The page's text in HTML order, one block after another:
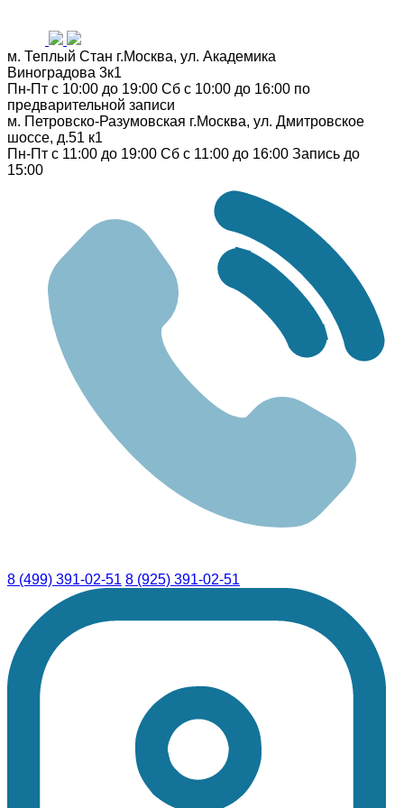
м. Теплый Стан г.Москва, ул. Академика
Виноградова 3к1
Пн-Пт с 10:00 до 19:00 Сб с 10:00 до 16:00 по
предварительной записи
м. Петровско-Разумовская г.Москва, ул. Дмитровское
шоссе, д.51 к1
Пн-Пт с 11:00 до 19:00 Сб с 11:00 до 16:00 Запись до
15:00
8 (499) 391-02-51 8 (925) 391-02-51